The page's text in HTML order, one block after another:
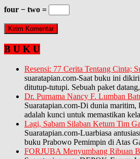
four − two =
B U K U
Resensi: 77 Cerita Tentang Cinta;
suaratapian.com-Saat buku ini
ditutup-tutupi. Sebuah paket datang,
Dr. Purnama Nancy F. Lumban
Suaratapian.com-Di dunia
adalah kunci untuk memastikan
Lagi, Sabam Silaban Ketum Tim
Suaratapian.com-Luarbiasa
buku Prabowo Pemimpin di Atas
FORJUBA Menyumbang Ribuan